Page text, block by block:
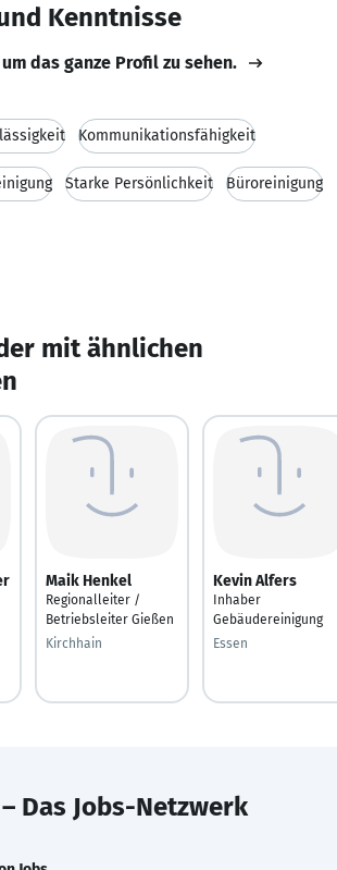
Kenntnisse
das ganze Profil zu sehen.
Kommunikationsfähigkeit
Starke Persönlichkeit Büroreinigung
mit ähnlichen
Maik Henkel
Regionalleiter /
Betriebsleiter Gießen
Kirchhain
Kevin Alfers
Inhaber
Gebäudereinigung
Essen
– Das Jobs-Netzwerk